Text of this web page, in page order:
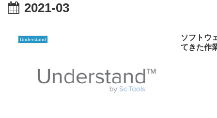
2021-03
Understand
ソフトウ
てきた作